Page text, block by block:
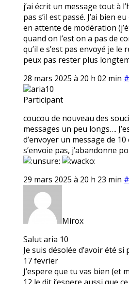
j’ai écrit un message tout à
pas s’il est passé. J’ai bien
en attente de modération
quand on l’est on a pas de
qu’il e s’est pas envoyé je le
peux pas rester plus
28 mars 2025 à 20 h 02 min
aria10
Participant
coucou de nouveau des
messages un peu longs….
d’envoyer un message de
s’envoie pas, j’abandonne
29 mars 2025 à 20 h 23 min
Mirox
Salut aria 10
Je suis désolée d’avoir été
17 fevrier
J’espere que tu vas bien (et